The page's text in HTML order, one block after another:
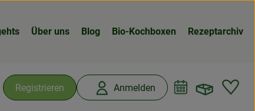
Über uns Blog Bio-Kochboxen Rezeptarchiv
Registrieren Anmelden